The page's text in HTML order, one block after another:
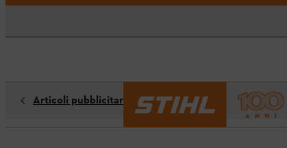
Articoli pubblicitari